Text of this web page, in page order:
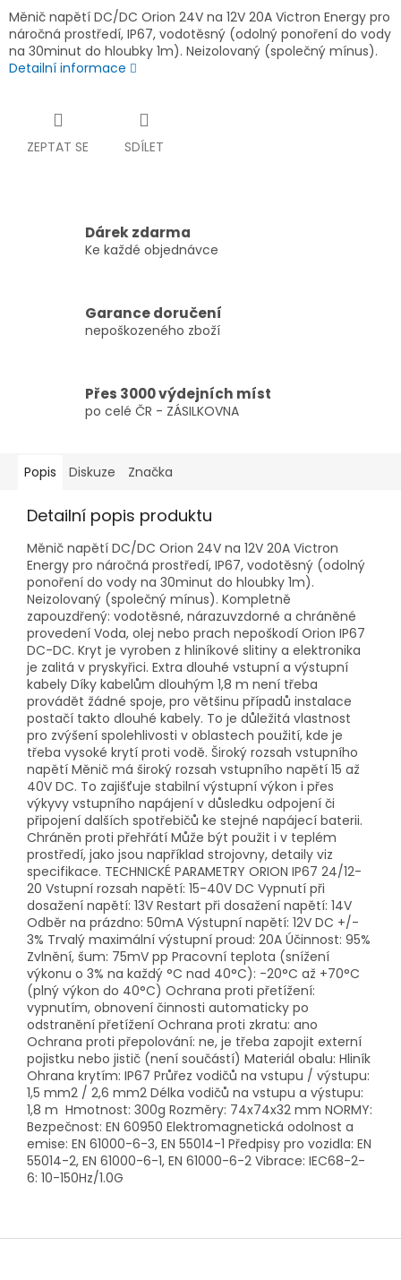
Měnič napětí DC/DC Orion 24V na 12V 20A Victron Energy pro
náročná prostředí, IP67, vodotěsný (odolný ponoření do vody
na 30minut do hloubky 1m). Neizolovaný (společný mínus).
Detailní informace
ZEPTAT SE SDÍLET
Dárek zdarma
Ke každé objednávce
Garance doručení
nepoškozeného zboží
Přes 3000 výdejních míst
po celé ČR - ZÁSILKOVNA
Popis Diskuze Značka
Detailní popis produktu
Měnič napětí DC/DC Orion 24V na 12V 20A Victron
Energy pro náročná prostředí, IP67, vodotěsný (odolný
ponoření do vody na 30minut do hloubky 1m).
Neizolovaný (společný mínus). Kompletně
zapouzdřený: vodotěsné, nárazuvzdorné a chráněné
provedení Voda, olej nebo prach nepoškodí Orion IP67
DC-DC. Kryt je vyroben z hliníkové slitiny a elektronika
je zalitá v pryskyřici. Extra dlouhé vstupní a výstupní
kabely Díky kabelům dlouhým 1,8 m není třeba
provádět žádné spoje, pro většinu případů instalace
postačí takto dlouhé kabely. To je důležitá vlastnost
pro zvýšení spolehlivosti v oblastech použití, kde je
třeba vysoké krytí proti vodě. Široký rozsah vstupního
napětí Měnič má široký rozsah vstupního napětí 15 až
40V DC. To zajišťuje stabilní výstupní výkon i přes
výkyvy vstupního napájení v důsledku odpojení či
připojení dalších spotřebičů ke stejné napájecí baterii.
Chráněn proti přehřátí Může být použit i v teplém
prostředí, jako jsou například strojovny, detaily viz
specifikace. TECHNICKÉ PARAMETRY ORION IP67 24/12-
20 Vstupní rozsah napětí: 15-40V DC Vypnutí při
dosažení napětí: 13V Restart při dosažení napětí: 14V
Odběr na prázdno: 50mA Výstupní napětí: 12V DC +/-
3% Trvalý maximální výstupní proud: 20A Účinnost: 95%
Zvlnění, šum: 75mV pp Pracovní teplota (snížení
výkonu o 3% na každý °C nad 40°C): -20°C až +70°C
(plný výkon do 40°C) Ochrana proti přetížení:
vypnutím, obnovení činnosti automaticky po
odstranění přetížení Ochrana proti zkratu: ano
Ochrana proti přepolování: ne, je třeba zapojit externí
pojistku nebo jistič (není součástí) Materiál obalu: Hliník
Ohrana krytím: IP67 Průřez vodičů na vstupu / výstupu:
1,5 mm2 / 2,6 mm2 Délka vodičů na vstupu a výstupu:
1,8 m Hmotnost: 300g Rozměry: 74x74x32 mm NORMY:
Bezpečnost: EN 60950 Elektromagnetická odolnost a
emise: EN 61000-6-3, EN 55014-1 Předpisy pro vozidla: EN
55014-2, EN 61000-6-1, EN 61000-6-2 Vibrace: IEC68-2-
6: 10-150Hz/1.0G
Z